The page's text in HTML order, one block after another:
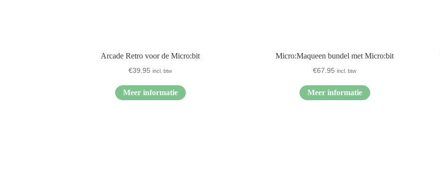
Arcade Retro voor de Micro:bit
€39.95 incl. btw
Meer informatie
Micro:Maqueen bundel met Micro:bit
€67.95 incl. btw
Meer informatie